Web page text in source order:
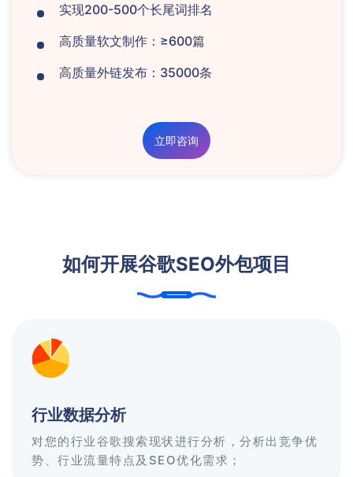
实现200-500个长尾词排名
高质量软文制作：≥600篇
高质量外链发布：35000条
立即咨询
如何开展谷歌SEO外包项目
行业数据分析
对您的行业谷歌搜索现状进行分析，分析出竞争优
势、行业流量特点及SEO优化需求；